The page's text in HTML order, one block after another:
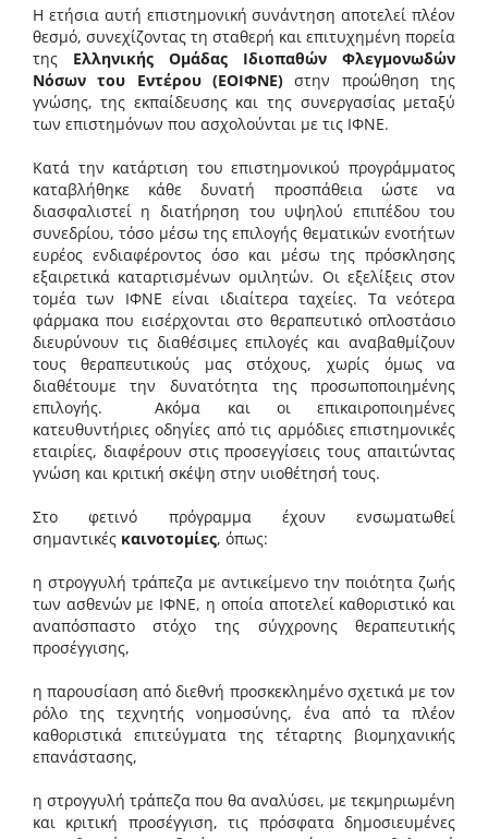
Η ετήσια αυτή επιστημονική συνάντηση αποτελεί πλέον
θεσμό, συνεχίζοντας τη σταθερή και επιτυχημένη πορεία
της Ελληνικής Ομάδας Ιδιοπαθών Φλεγμονωδών
Νόσων του Εντέρου (ΕΟΙΦΝΕ) στην προώθηση της
γνώσης, της εκπαίδευσης και της συνεργασίας μεταξύ
των επιστημόνων που ασχολούνται με τις ΙΦΝΕ.
Κατά την κατάρτιση του επιστημονικού προγράμματος
καταβλήθηκε κάθε δυνατή προσπάθεια ώστε να
διασφαλιστεί η διατήρηση του υψηλού επιπέδου του
συνεδρίου, τόσο μέσω της επιλογής θεματικών ενοτήτων
ευρέος ενδιαφέροντος όσο και μέσω της πρόσκλησης
εξαιρετικά καταρτισμένων ομιλητών. Οι εξελίξεις στον
τομέα των ΙΦΝΕ είναι ιδιαίτερα ταχείες. Τα νεότερα
φάρμακα που εισέρχονται στο θεραπευτικό οπλοστάσιο
διευρύνουν τις διαθέσιμες επιλογές και αναβαθμίζουν
τους θεραπευτικούς μας στόχους, χωρίς όμως να
διαθέτουμε την δυνατότητα της προσωποποιημένης
επιλογής. Ακόμα και οι επικαιροποιημένες
κατευθυντήριες οδηγίες από τις αρμόδιες επιστημονικές
εταιρίες, διαφέρουν στις προσεγγίσεις τους απαιτώντας
γνώση και κριτική σκέψη στην υιοθέτησή τους.
Στο φετινό πρόγραμμα έχουν ενσωματωθεί
σημαντικές καινοτομίες, όπως:
η στρογγυλή τράπεζα με αντικείμενο την ποιότητα ζωής
των ασθενών με ΙΦΝΕ, η οποία αποτελεί καθοριστικό και
αναπόσπαστο στόχο της σύγχρονης θεραπευτικής
προσέγγισης,
η παρουσίαση από διεθνή προσκεκλημένο σχετικά με τον
ρόλο της τεχνητής νοημοσύνης, ένα από τα πλέον
καθοριστικά επιτεύγματα της τέταρτης βιομηχανικής
επανάστασης,
η στρογγυλή τράπεζα που θα αναλύσει, με τεκμηριωμένη
και κριτική προσέγγιση, τις πρόσφατα δημοσιευμένες